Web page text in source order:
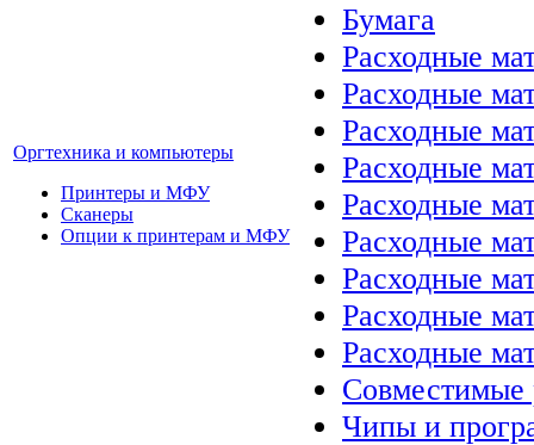
Оргтехника и компьютеры
Принтеры и МФУ
Сканеры
Опции к принтерам и МФУ
Бумага
Расходные
Расходные
Расходные
Расходные
Расходные
Расходные
Расходные
Расходные
Расходные
Совместимые
Чипы и